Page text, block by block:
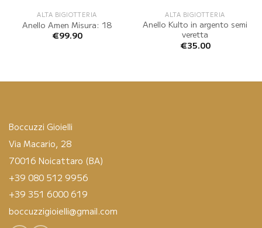
ALTA BIGIOTTERIA
Anello Amen Misura: 18
€99.90
ALTA BIGIOTTERIA
Anello Kulto in argento semi
veretta
€35.00
Boccuzzi Gioielli
Via Macario, 28
70016 Noicattaro (BA)
+39 080 512 9956
+39 351 6000 619
boccuzzigioielli@gmail.com